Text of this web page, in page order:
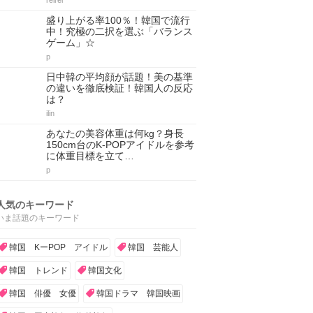
盛り上がる率100％！韓国で流行
中！究極の二択を選ぶ「バランス
ゲーム」☆
p
日中韓の平均顔が話題！美の基準
の違いを徹底検証！韓国人の反応
は？
ilin
あなたの美容体重は何kg？身長
150cm台のK-POPアイドルを参考
に体重目標を立て…
p
気のキーワード
ま話題のキーワード
韓国 KーPOP アイドル 韓国 芸能人
韓国 トレンド 韓国文化
韓国 俳優 女優 韓国ドラマ 韓国映画